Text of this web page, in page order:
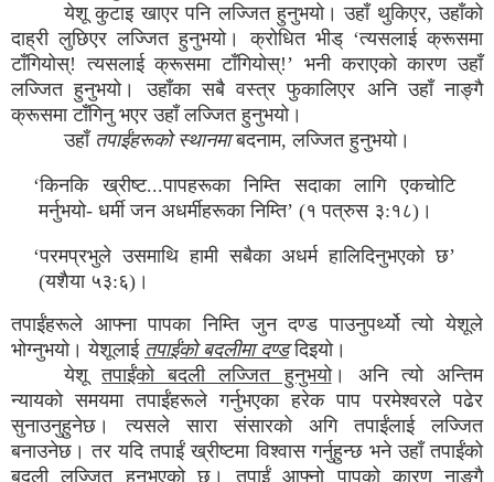
येशू कुटाइ खाएर पनि लज्जित हुनुभयो। उहाँ थुकिएर, उहाँको
दाह्री लुछिएर लज्जित हुनुभयो। क्रोधित भीड् ‘त्यसलाई क्रूसमा
टाँगियोस्! त्यसलाई क्रूसमा टाँगियोस्!’ भनी कराएको कारण उहाँ
लज्जित हुनुभयो। उहाँका सबै वस्त्र फुकालिएर अनि उहाँ नाङ्गै
क्रूसमा टाँगिनु भएर उहाँ लज्जित हुनुभयो।
उहाँ तपाईंहरूको स्थानमाबदनाम, लज्जित हुनुभयो।
‘किनकि ख्रीष्ट...पापहरूका निम्ति सदाका लागि एकचोटि
मर्नुभयो- धर्मी जन अधर्मीहरूका निम्ति’ (१ पत्रुस ३:१८)।
‘परमप्रभुले उसमाथि हामी सबैका अधर्म हालिदिनुभएको छ’
(यशैया ५३:६)।
तपाईंहरूले आफ्ना पापका निम्ति जुन दण्ड पाउनुपर्थ्यो त्यो येशूले
भोग्नुभयो। येशूलाई तपाईंको बदलीमा दण्डदिइयो।
येशूतपाईंको बदली लज्जित हुनुभयो। अनि त्यो अन्तिम
न्यायको समयमा तपाईंहरूले गर्नुभएका हरेक पाप परमेश्वरले पढेर
सुनाउनुहुनेछ। त्यसले सारा संसारको अगि तपाईंलाई लज्जित
बनाउनेछ। तर यदि तपाईं ख्रीष्टमा विश्वास गर्नुहुन्छ भने उहाँ तपाईंको
बदली लज्जित हुनुभएको छ। तपाईं आफ्नो पापको कारण नाङ्गै